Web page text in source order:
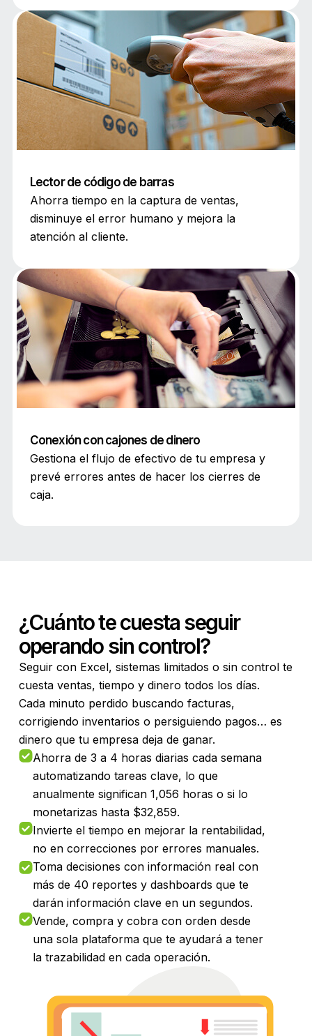
Lector de código de barras
Ahorra tiempo en la captura de ventas,
disminuye el error humano y mejora la
atención al cliente.
Conexión con cajones de dinero
Gestiona el flujo de efectivo de tu empresa y
prevé errores antes de hacer los cierres de
caja.
¿Cuánto te cuesta seguir
operando sin control?
Seguir con Excel, sistemas limitados o sin control te
cuesta ventas, tiempo y dinero todos los días.
Cada minuto perdido buscando facturas,
corrigiendo inventarios o persiguiendo pagos… es
dinero que tu empresa deja de ganar.
Ahorra de 3 a 4 horas diarias cada semana
automatizando tareas clave, lo que
anualmente significan 1,056 horas o si lo
monetarizas hasta $32,859.
Invierte el tiempo en mejorar la rentabilidad,
no en correcciones por errores manuales.
Toma decisiones con información real con
más de 40 reportes y dashboards que te
darán información clave en un segundos.
Vende, compra y cobra con orden desde
una sola plataforma que te ayudará a tener
la trazabilidad en cada operación.